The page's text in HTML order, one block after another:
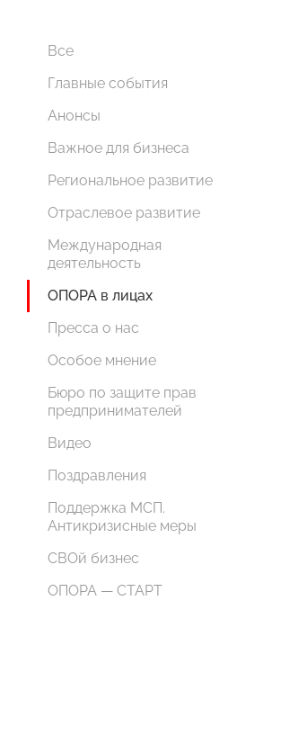
Все
Главные события
Анонсы
Важное для бизнеса
Региональное развитие
Отраслевое развитие
Международная
деятельность
ОПОРА в лицах
Пресса о нас
Особое мнение
Бюро по защите прав
предпринимателей
Видео
Поздравления
Поддержка МСП.
Антикризисные меры
СВОй бизнес
ОПОРА — СТАРТ